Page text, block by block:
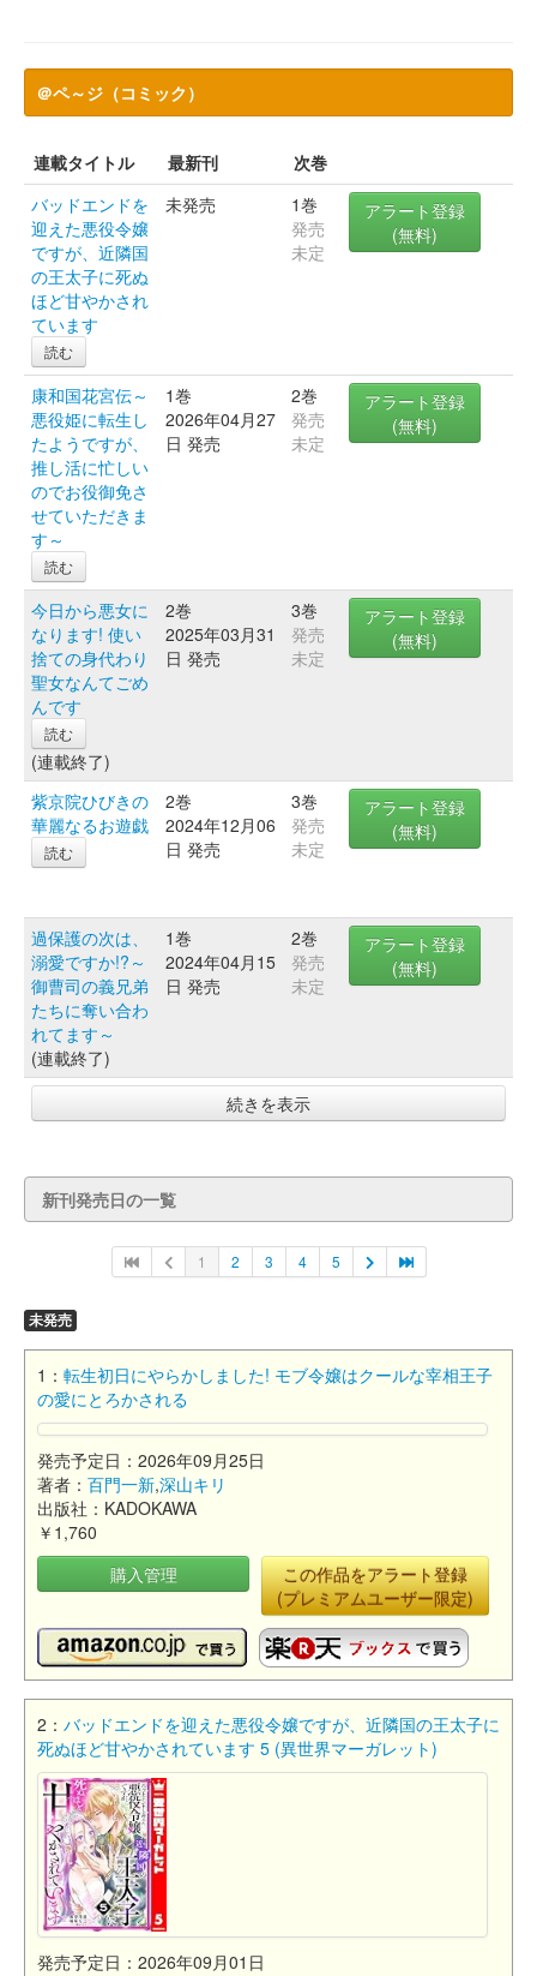
＠ペ～ジ（コミック）
連載タイトル 最新刊
次巻
バッドエンドを
迎えた悪役令嬢
ですが、近隣国
の王太子に死ぬ
ほど甘やかされ
ています
読む
未発売
1巻
発売
未定
アラート登録
(無料)
康和国花宮伝～
悪役姫に転生し
たようですが、
推し活に忙しい
のでお役御免さ
せていただきま
す～
読む
1巻
2026年04月27
日 発売
2巻
発売
未定
アラート登録
(無料)
今日から悪女に
なります! 使い
捨ての身代わり
聖女なんてごめ
んです
読む
(連載終了)
2巻
2025年03月31
日 発売
3巻
発売
未定
アラート登録
(無料)
紫京院ひびきの
華麗なるお遊戯
読む
2巻
2024年12月06
日 発売
3巻
発売
未定
アラート登録
(無料)
過保護の次は、
溺愛ですか!?～
御曹司の義兄弟
たちに奪い合わ
れてます～
(連載終了)
1巻
2024年04月15
日 発売
2巻
発売
未定
アラート登録
(無料)
続きを表示
新刊発売日の一覧
1 2 3 4 5
未発売
1： 転生初日にやらかしました! モブ令嬢はクールな宰相王子
の愛にとろかされる
発売予定日：2026年09月25日
著者： 百門一新,深山キリ
出版社：KADOKAWA
￥1,760
購入管理
この作品をアラート登録
(プレミアムユーザー限定)
2： バッドエンドを迎えた悪役令嬢ですが、近隣国の王太子に
死ぬほど甘やかされています 5 (異世界マーガレット)
発売予定日：2026年09月01日